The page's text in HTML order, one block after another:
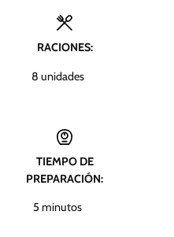
RACIONES:
8 unidades
TIEMPO DE
PREPARACIÓN:
5 m
minutos